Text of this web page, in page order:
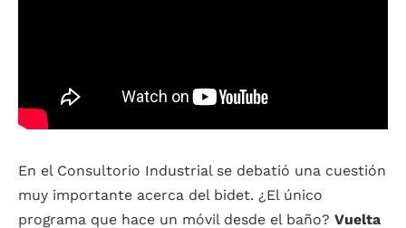
En el Consultorio Industrial se debatió una cuestión
muy importante acerca del bidet. ¿El único
programa que hace un móvil desde el baño? Vuelta